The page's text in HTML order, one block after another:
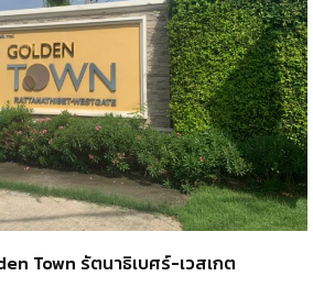
Town รัตนาธิเบศร์-เวสเกต